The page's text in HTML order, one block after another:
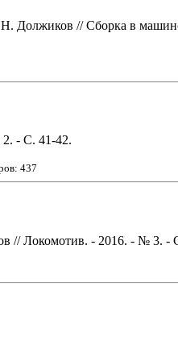
Должиков // Сборка в
2. - С. 41-42.
437
// Локомотив. - 2016. - № 3. -